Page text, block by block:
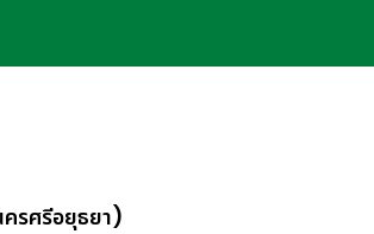
ครศรีอยุธยา)